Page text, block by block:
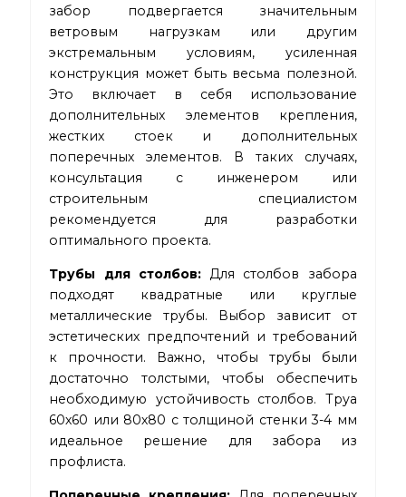
забор подвергается значительным
ветровым нагрузкам или другим
экстремальным условиям, усиленная
конструкция может быть весьма полезной.
Это включает в себя использование
дополнительных элементов крепления,
жестких стоек и дополнительных
поперечных элементов. В таких случаях,
консультация с инженером или
строительным специалистом
рекомендуется для разработки
оптимального проекта.
Трубы для столбов:Для столбов забора
подходят квадратные или круглые
металлические трубы. Выбор зависит от
эстетических предпочтений и требований
к прочности. Важно, чтобы трубы были
достаточно толстыми, чтобы обеспечить
необходимую устойчивость столбов. Труа
60х60 или 80х80 с толщиной стенки 3-4 мм
идеальное решение для забора из
профлиста.